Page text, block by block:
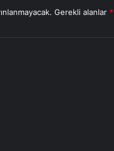
Gerekli alanlar *